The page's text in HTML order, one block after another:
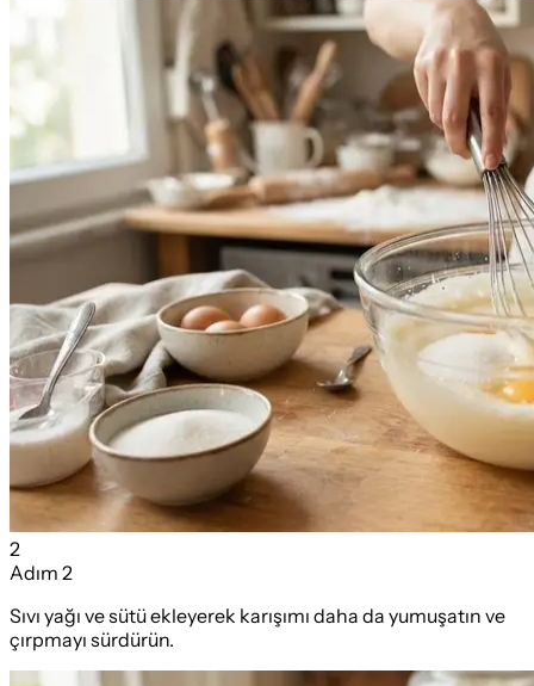
2
Adım 2
Sıvı yağı ve sütü ekleyerek karışımı daha da yumuşatın ve
çırpmayı sürdürün.